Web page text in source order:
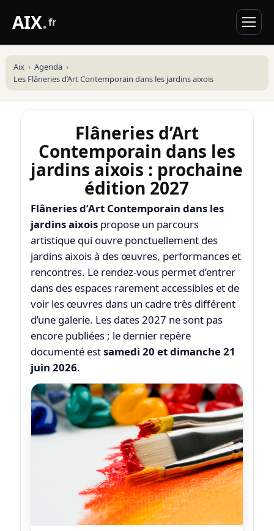
AIX.fr
Aix
Agenda
Les Flâneries d’Art Contemporain dans les jardins aixois
Flâneries d’Art
Contemporain dans les
jardins aixois : prochaine
édition 2027
Flâneries d’Art Contemporain dans les
jardins aixoispropose un parcours
artistique qui ouvre ponctuellement des
jardins aixois à des œuvres, performances et
rencontres. Le rendez-vous permet d’entrer
dans des espaces rarement accessibles et de
voir les œuvres dans un cadre très différent
d’une galerie. Les dates 2027 ne sont pas
encore publiées ; le dernier repère
documenté estsamedi 20 et dimanche 21
juin 2026.